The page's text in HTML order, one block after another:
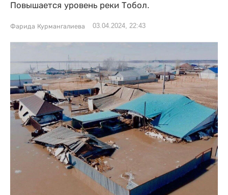
Повышается уровень реки Тобол.
Фарида Курмангалиева 03.04.2024, 22:43